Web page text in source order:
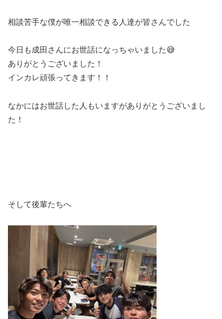
相談苦手な僕が唯一相談できる人達が皆さんでした
今日も成田さんにお世話になっちゃいました😅
ありがとうございました！
インカレ頑張ってきます！！
なかにはお世話した人もいますがありがとうございまし
た！
そして後輩たちへ